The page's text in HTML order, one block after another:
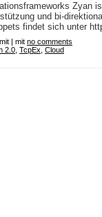
Zyan
und bi-
findet sich unter
mit | mit no comments
2.0 TcpEx Cloud